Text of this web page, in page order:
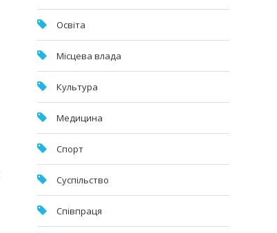
Освіта
Місцева влада
Культура
Медицина
Спорт
Суспільство
Співпраця